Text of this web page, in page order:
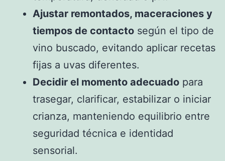
Ajustar remontados, maceraciones y
tiempos de contacto según el tipo de
vino buscado, evitando aplicar recetas
fijas a uvas diferentes.
Decidir el momento adecuado para
trasegar, clarificar, estabilizar o iniciar
crianza, manteniendo equilibrio entre
seguridad técnica e identidad
sensorial.